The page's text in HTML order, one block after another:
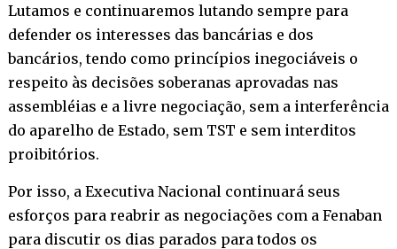
Lutamos e continuaremos lutando sempre para
defender os interesses das bancárias e dos
bancários, tendo como princípios inegociáveis o
respeito às decisões soberanas aprovadas nas
assembléias e a livre negociação, sem a interferência
do aparelho de Estado, sem TST e sem interditos
proibitórios.
Por isso, a Executiva Nacional continuará seus
esforços para reabrir as negociações com a Fenaban
para discutir os dias parados para todos os